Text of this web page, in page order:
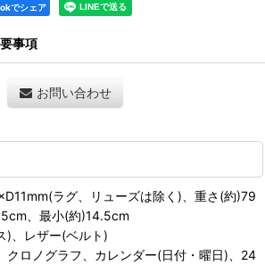
でシェア
事項
お問い合わせ
ラグ、リューズは除く)、重さ(約)79
、最小(約)14.5cm
)、レザー(ベルト)
クロノグラフ、カレンダー(日付・曜日)、24